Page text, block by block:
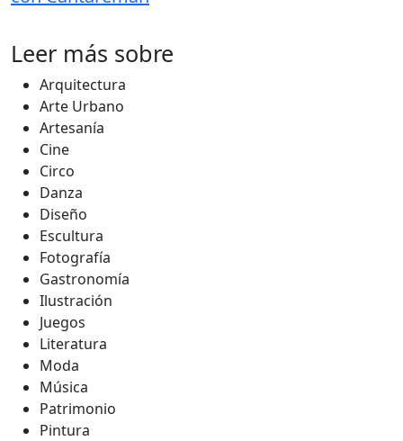
Leer más sobre
Arquitectura
Arte Urbano
Artesanía
Cine
Circo
Danza
Diseño
Escultura
Fotografía
Gastronomía
Ilustración
Juegos
Literatura
Moda
Música
Patrimonio
Pintura